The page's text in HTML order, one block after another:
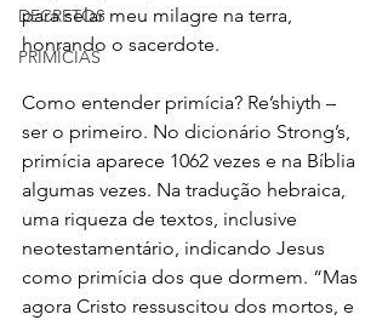
DECRETOS
PRIMÍCIAS
para selar meu milagre na terra,
honrando o sacerdote.
Como entender primícia? Re’shiyth –
ser o primeiro. No dicionário Strong’s,
primícia aparece 1062 vezes e na Bíblia
algumas vezes. Na tradução hebraica,
uma riqueza de textos, inclusive
neotestamentário, indicando Jesus
como primícia dos que dormem. “Mas
agora Cristo ressuscitou dos mortos, e